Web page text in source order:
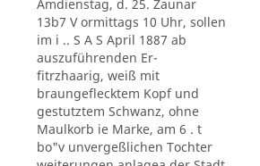
Amdienstag, d. 25. Zaunar
13b7 V ormittags 10 Uhr, sollen
im i .. S A S April 1887 ab
auszuführenden Er-
fitrzhaarig, weiß mit
braungeflecktem Kopf und
gestutztem Schwanz, ohne
Maulkorb ie Marke, am 6 . t
bo"v unvergeßlichen Tochter